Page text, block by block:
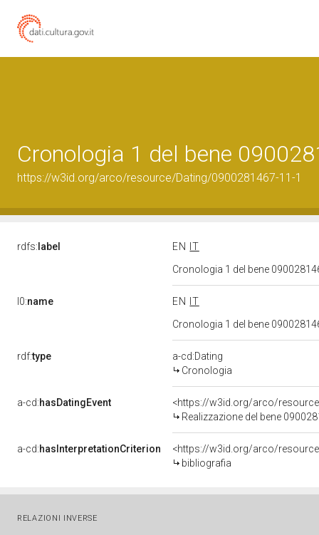
Cronologia 1 del bene
https://w3id.org/arco/resource/Dating/0900281467-11-1
rdfs: label EN
IT
Cronologia 1 del bene
l0:name EN
IT
Cronologia 1 del bene
rdf:type
a-cd:Dating
Cronologia
a-cd:hasDatingEvent
<https://w3id.org/arco/
Realizzazione del bene
a-cd:hasInterpretationCriterion
<https://w3id.org/arco/
bibliografia
RELAZIONI INVERSE